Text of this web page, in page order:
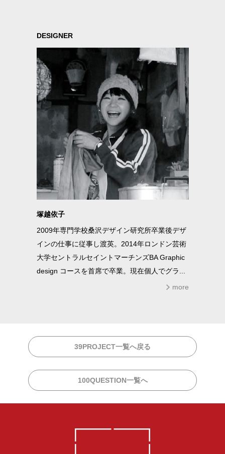
DESIGNER
塚越依子
2009年専門学校桑沢デザイン研究所卒業後デザ
インの仕事に従事し渡英。2014年ロンドン芸術
大学セントラルセイントマーチンズBA Graphic
design コースを首席で卒業。現在個人でグラ...
more
39PROJECT一覧へ戻る
100QUESTION一覧へ